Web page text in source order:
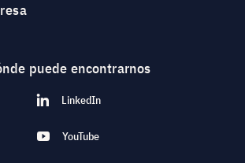
puede encontrarnos
LinkedIn
YouTube